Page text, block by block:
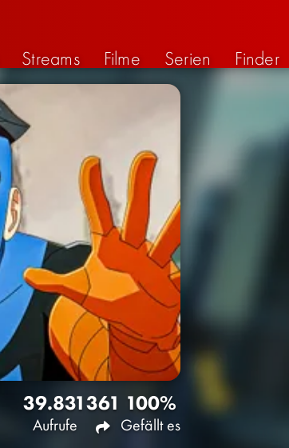
Streams Filme Serien Finder
39.831
Aufrufe
361 100%
Gefällt es